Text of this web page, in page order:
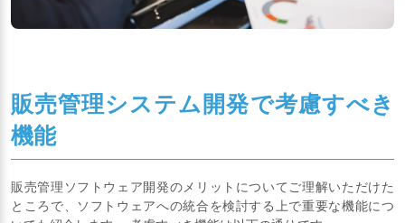
販売管理システム開発で考慮すべき
機能
販売管理ソフトウェア開発のメリットについてご理解いただけた
ところで、ソフトウェアへの統合を検討する上で重要な機能につ